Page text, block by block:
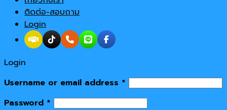
ติดต่อ-สอบถาม
Login
Login
Username or email address *
Password *